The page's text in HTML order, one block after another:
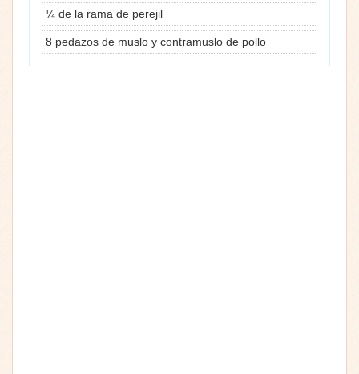
¼ de la rama de perejil
8 pedazos de muslo y contramuslo de pollo